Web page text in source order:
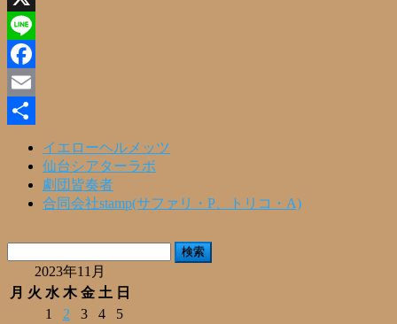
X
Line
Facebook
Email
イエローヘルメッツ
仙台シアターラボ
劇団皆奏者
合同会社stamp(サファリ・P、トリコ・A)
2023年11月
月 火 水 木 金 土 日
1
2 3 4
5